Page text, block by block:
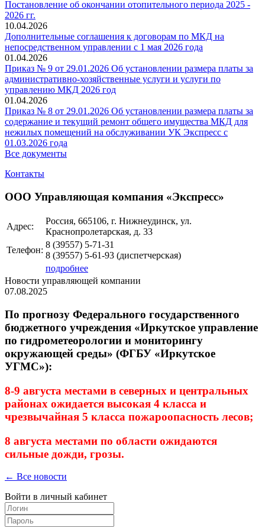
Постановление об окончании отопительного периода 2025 -
2026 гг.
10.04.2026
Дополнительные соглашения к договорам по МКД на
непосредственном управлении с 1 мая 2026 года
01.04.2026
Приказ № 9 от 29.01.2026 Об установлении размера платы за
административно-хозяйственные услуги и услуги по
управлению МКД 2026 год
01.04.2026
Приказ № 8 от 29.01.2026 Об установлении размера платы за
содержание и текущий ремонт общего имущества МКД для
нежилых помещений на обслуживании УК Экспресс с
01.03.2026 года
Все документы
Контакты
ООО Управляющая компания «Экспресс»
Адрес:
Россия, 665106, г. Нижнеудинск, ул.
Краснопролетарская, д. 33
Телефон:
8 (39557) 5-71-31
8 (39557) 5-61-93 (диспетчерская)
подробнее
Новости управляющей компании
07.08.2025
По прогнозу Федерального государственного
бюджетного учреждения «Иркутское управление
по гидрометеорологии и мониторингу
окружающей среды» (ФГБУ «Иркутское
УГМС»):
8-9 августа местами в северных и центральных
районах ожидается высокая 4 класса и
чрезвычайная 5 класса пожароопасность лесов;
8 августа местами по области ожидаются
сильные дожди, грозы.
← Все новости
Войти в личный кабинет